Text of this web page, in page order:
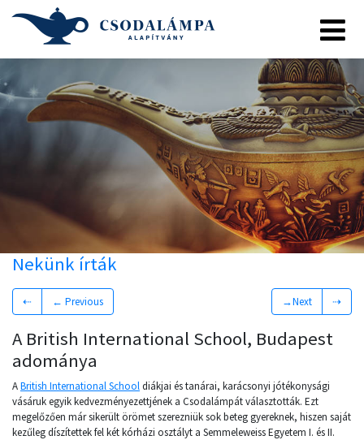
Nekünk írták
⇠ ← Previous →Next ⇢
A British International School, Budapest
adománya
ABritish International Schooldiákjai és tanárai, karácsonyi jótékonysági
vásáruk egyik kedvezményezettjének a Csodalámpát választották. Ezt
megelőzően már sikerült örömet szerezniük sok beteg gyereknek, hiszen saját
kezűleg díszítettek fel két kórházi osztályt a Semmeleweiss Egyetem I. és II.